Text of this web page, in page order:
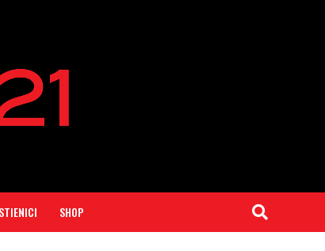
SHOP